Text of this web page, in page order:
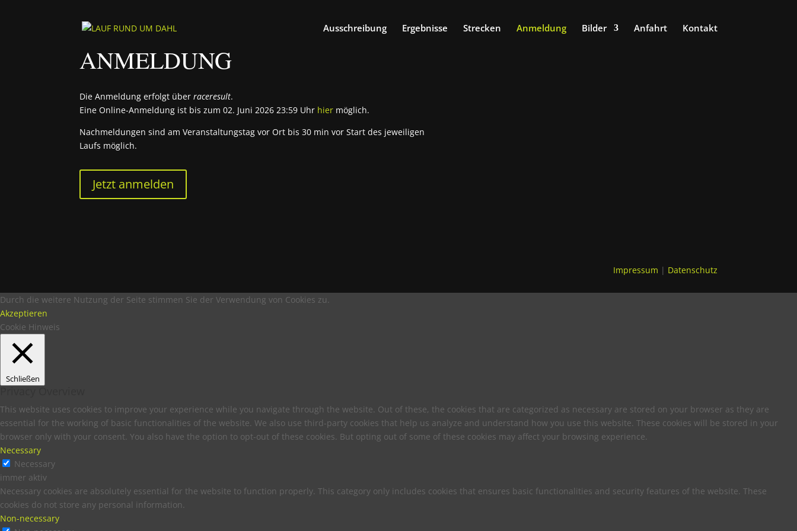
Ausschreibung Ergebnisse Strecken Anmeldung Bilder Anfahrt Kontakt
ANMELDUNG
Die Anmeldung erfolgt überraceresult.
Eine Online-Anmeldung ist bis zum 02. Juni 2026 23:59 Uhr hier möglich.
Nachmeldungen sind am Veranstaltungstag vor Ort bis 30 min vor Start des jeweiligen
Laufs möglich.
Jetzt anmelden
Impressum | Datenschutz
Durch die weitere Nutzung der Seite stimmen Sie der Verwendung von Cookies zu.
Akzeptieren
Cookie Hinweis
Schließen
This website uses cookies to improve your experience while you navigate through the website. Out of these, the cookies that are categorized as necessary are stored on your browser as they are
essential for the working of basic functionalities of the website. We also use third-party cookies that help us analyze and understand how you use this website. These cookies will be stored in your
browser only with your consent. You also have the option to opt-out of these cookies. But opting out of some of these cookies may affect your browsing experience.
Necessary
Necessary
immer aktiv
Necessary cookies are absolutely essential for the website to function properly. This category only includes cookies that ensures basic functionalities and security features of the website. These
cookies do not store any personal information.
Non-necessary